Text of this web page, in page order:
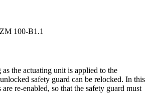
100-B1.1
as the actuating unit is applied to the
safety guard can be relocked. In this
are re-enabled, so that the safety guard must